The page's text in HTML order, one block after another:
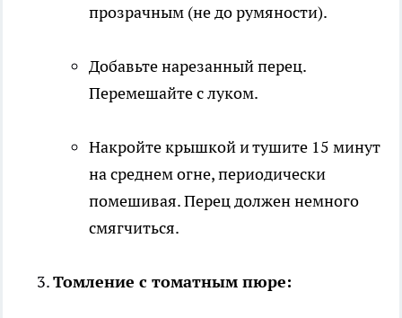
прозрачным (не до румяности).
Добавьте нарезанный перец.
Перемешайте с луком.
Накройте крышкой и тушите 15 минут
на среднем огне, периодически
помешивая. Перец должен немного
смягчиться.
Томление с томатным пюре: